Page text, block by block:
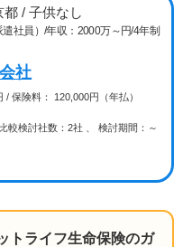
/ 子供なし
社員）/年収：2000万～円/4年制
社
保険料： 120,000円（年払）
較検討社数：2社 、 検討期間：～
トライフ生命保険のガ